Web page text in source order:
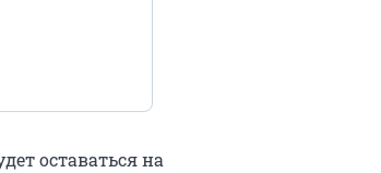
оставаться на